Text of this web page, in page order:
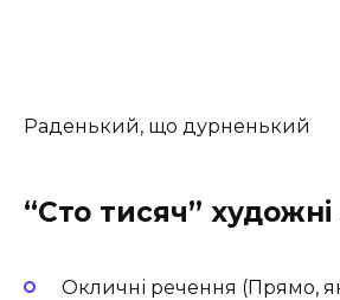
Раденький, що дурненький
“Сто тисяч” художні
Окличні речення (Прямо,